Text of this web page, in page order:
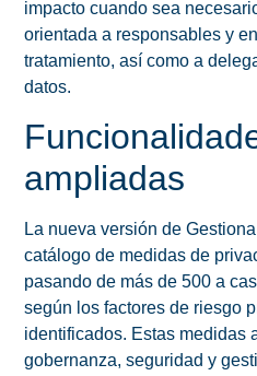
impacto cuando sea
orientada a responsables y
tratamiento, así como a
datos.
ampliadas
La nueva versión de
catálogo de medidas de
pasando de más de 500 a
según los factores de riesgo
identificados. Estas medidas
gobernanza, seguridad y